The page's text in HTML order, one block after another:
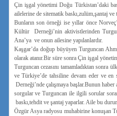
Çin işgal yönetimi Doğu Türkistan’daki
ailelerine de sitematik baskı,zulüm,şantaj
Bunların son örneği ise yıllar önce
Kültür Derneği’nin aktivistlerinden
Ana’ya ve onun ailesine yapılanlardır.
Kaşgar’da doğup büyüyen Turguncan
olarak atanır.Bir süre sonra Çin işgal
Turguncan cezasını tamamladıktan sonra
ve Türkiye’de tahsiline devam eder ve
Derneği’nde çalışmaya başlar.Bunun
sorgular ve Turguncan ile ilgili sorular
baskı,tehdit ve şantaj yaparlar. Aile bu
Özgür Asya radyosu muhabirine konuşan